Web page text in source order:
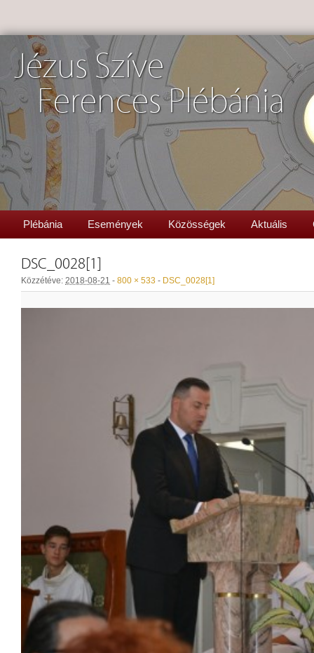
Jézus Szíve
Ferences Plébánia
Plébánia Események Közösségek Aktuális
DSC_0028[1]
Közzétéve: 2018-08-21 - 800 × 533 - DSC_0028[1]